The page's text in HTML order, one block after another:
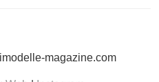
magazine.com